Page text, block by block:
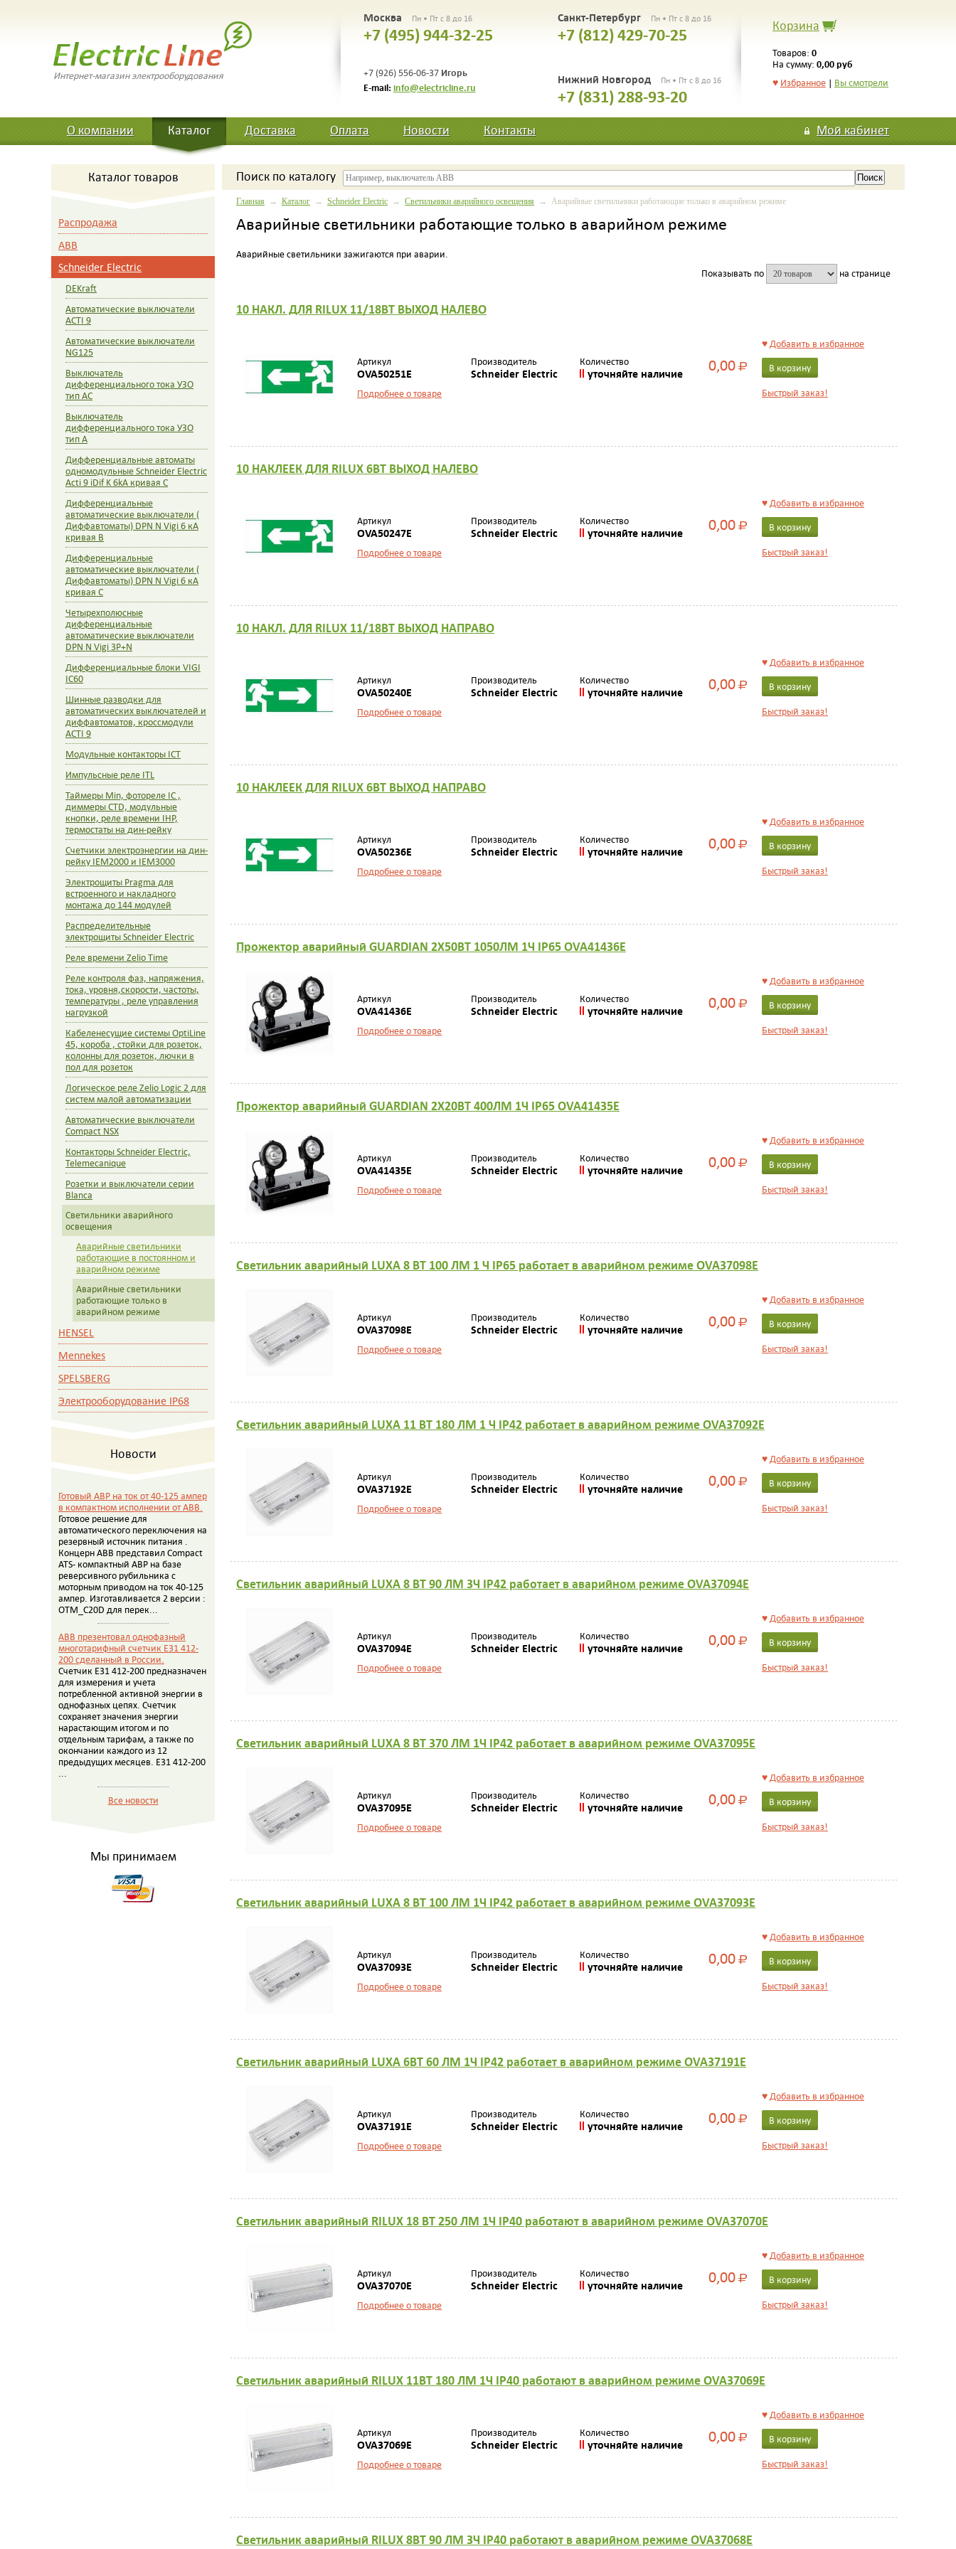
Интернет-магазин электрооборудования
Москва Пн • Пт с 8 до 16
+7 (495) 944-32-25
+7 (926) 556-06-37 Игорь
E-mail: info@electricline.ru
Санкт-Петербург Пн • Пт с 8 до 16
+7 (812) 429-70-25
Нижний Новгород Пн • Пт с 8 до 16
+7 (831) 288-93-20
Корзина
Товаров: 0
На сумму: 0,00 руб
♥ Избранное | Вы смотрели
О компании Каталог Доставка Оплата Новости Контакты Мой кабинет
Каталог товаров
Распродажа
ABB
Schneider Electric
DEKraft
Автоматические выключатели
ACTI 9
Автоматические выключатели
NG125
Выключатель
дифференциального тока УЗО
тип AC
Выключатель
дифференциального тока УЗО
тип A
Дифференциальные автоматы
одномодульные Schneider Electric
Acti 9 iDif K 6kA кривая С
Дифференциальные
автоматические выключатели (
Диффавтоматы) DPN N Vigi 6 кА
кривая B
Дифференциальные
автоматические выключатели (
Диффавтоматы) DPN N Vigi 6 кА
кривая C
Четырехполюсные
дифференциальные
автоматические выключатели
DPN N Vigi 3P+N
Дифференциальные блоки VIGI
IC60
Шинные разводки для
автоматических выключателей и
диффавтоматов, кроссмодули
ACTI 9
Модульные контакторы ICT
Импульсные реле ITL
Таймеры Min, фотореле IC ,
диммеры CTD, модульные
кнопки, реле времени IHP,
термостаты на дин-рейку
Счетчики электроэнергии на дин-
рейку IEM2000 и IEM3000
Электрощиты Pragma для
встроенного и накладного
монтажа до 144 модулей
Распределительные
электрощиты Schneider Electric
Реле времени Zelio Time
Реле контроля фаз, напряжения,
тока, уровня,скорости, частоты,
температуры , реле управления
нагрузкой
Кабеленесущие системы OptiLine
45, короба , стойки для розеток,
колонны для розеток, лючки в
пол для розеток
Логическое реле Zelio Logic 2 для
систем малой автоматизации
Автоматические выключатели
Compact NSX
Контакторы Schneider Electric,
Telemecanique
Розетки и выключатели серии
Blanca
Светильники аварийного
освещения
Аварийные светильники
работающие в постоянном и
аварийном режиме
Аварийные светильники
работающие только в
аварийном режиме
HENSEL
Mennekes
SPELSBERG
Электрооборудование IP68
Новости
Готовый АВР на ток от 40-125 ампер
в компактном исполнении от АВВ.
Готовое решение для
автоматического переключения на
резервный источник питания .
Концерн АВВ представил Compact
ATS- компактный АВР на базе
реверсивного рубильника с
моторным приводом на ток 40-125
ампер. Изготавливается 2 версии :
OTM_C20D для перек...
ABB презентовал однофазный
многотарифный счетчик E31 412-
200 сделанный в России.
Счетчик E31 412-200 предназначен
для измерения и учета
потребленной активной энергии в
однофазных цепях. Счетчик
сохраняет значения энергии
нарастающим итогом и по
отдельным тарифам, а также по
окончании каждого из 12
предыдущих месяцев. E31 412-200
...
Все новости
Мы принимаем
Поиск по каталогу
Главная → Каталог → Schneider Electric → Светильники аварийного освещения → Аварийные светильники работающие только в аварийном режиме
Аварийные светильники работающие только в аварийном режиме
Аварийные светильники зажигаются при аварии.
Показывать по
на странице
10 НАКЛ. ДЛЯ RILUX 11/18ВТ ВЫХОД НАЛЕВО
Артикул
OVA50251E
Подробнее о товаре
Производитель
Schneider Electric
Количество
уточняйте наличие 0,00Р
♥Добавить в избранное
В корзину
Быстрый заказ!
10 НАКЛЕЕК ДЛЯ RILUX 6ВТ ВЫХОД НАЛЕВО
Артикул
OVA50247E
Подробнее о товаре
Производитель
Schneider Electric
Количество
уточняйте наличие 0,00Р
♥Добавить в избранное
В корзину
Быстрый заказ!
10 НАКЛ. ДЛЯ RILUX 11/18ВТ ВЫХОД НАПРАВО
Артикул
OVA50240E
Подробнее о товаре
Производитель
Schneider Electric
Количество
уточняйте наличие 0,00Р
♥Добавить в избранное
В корзину
Быстрый заказ!
10 НАКЛЕЕК ДЛЯ RILUX 6ВТ ВЫХОД НАПРАВО
Артикул
OVA50236E
Подробнее о товаре
Производитель
Schneider Electric
Количество
уточняйте наличие 0,00Р
♥Добавить в избранное
В корзину
Быстрый заказ!
Прожектор аварийный GUARDIAN 2X50ВТ 1050ЛМ 1Ч IP65 OVA41436E
Артикул
OVA41436E
Подробнее о товаре
Производитель
Schneider Electric
Количество
уточняйте наличие 0,00Р
♥Добавить в избранное
В корзину
Быстрый заказ!
Прожектор аварийный GUARDIAN 2X20ВТ 400ЛМ 1Ч IP65 OVA41435E
Артикул
OVA41435E
Подробнее о товаре
Производитель
Schneider Electric
Количество
уточняйте наличие 0,00Р
♥Добавить в избранное
В корзину
Быстрый заказ!
Светильник аварийный LUXА 8 ВТ 100 ЛМ 1 Ч IP65 работает в аварийном режиме OVA37098E
Артикул
OVA37098E
Подробнее о товаре
Производитель
Schneider Electric
Количество
уточняйте наличие 0,00Р
♥Добавить в избранное
В корзину
Быстрый заказ!
Светильник аварийный LUXА 11 ВТ 180 ЛМ 1 Ч IP42 работает в аварийном режиме OVA37092E
Артикул
OVA37192E
Подробнее о товаре
Производитель
Schneider Electric
Количество
уточняйте наличие 0,00Р
♥Добавить в избранное
В корзину
Быстрый заказ!
Светильник аварийный LUXА 8 ВТ 90 ЛМ 3Ч IP42 работает в аварийном режиме OVA37094E
Артикул
OVA37094E
Подробнее о товаре
Производитель
Schneider Electric
Количество
уточняйте наличие 0,00Р
♥Добавить в избранное
В корзину
Быстрый заказ!
Светильник аварийный LUXА 8 ВТ 370 ЛМ 1Ч IP42 работает в аварийном режиме OVA37095E
Артикул
OVA37095E
Подробнее о товаре
Производитель
Schneider Electric
Количество
уточняйте наличие 0,00Р
♥Добавить в избранное
В корзину
Быстрый заказ!
Светильник аварийный LUXА 8 ВТ 100 ЛМ 1Ч IP42 работает в аварийном режиме OVA37093E
Артикул
OVA37093E
Подробнее о товаре
Производитель
Schneider Electric
Количество
уточняйте наличие 0,00Р
♥Добавить в избранное
В корзину
Быстрый заказ!
Светильник аварийный LUXА 6ВТ 60 ЛМ 1Ч IP42 работает в аварийном режиме OVA37191E
Артикул
OVA37191E
Подробнее о товаре
Производитель
Schneider Electric
Количество
уточняйте наличие 0,00Р
♥Добавить в избранное
В корзину
Быстрый заказ!
Светильник аварийный RILUX 18 ВТ 250 ЛМ 1Ч IP40 работают в аварийном режиме OVA37070E
Артикул
OVA37070E
Подробнее о товаре
Производитель
Schneider Electric
Количество
уточняйте наличие 0,00Р
♥Добавить в избранное
В корзину
Быстрый заказ!
Светильник аварийный RILUX 11ВТ 180 ЛМ 1Ч IP40 работают в аварийном режиме OVA37069E
Артикул
OVA37069E
Подробнее о товаре
Производитель
Schneider Electric
Количество
уточняйте наличие 0,00Р
♥Добавить в избранное
В корзину
Быстрый заказ!
Светильник аварийный RILUX 8ВТ 90 ЛМ 3Ч IP40 работают в аварийном режиме OVA37068E